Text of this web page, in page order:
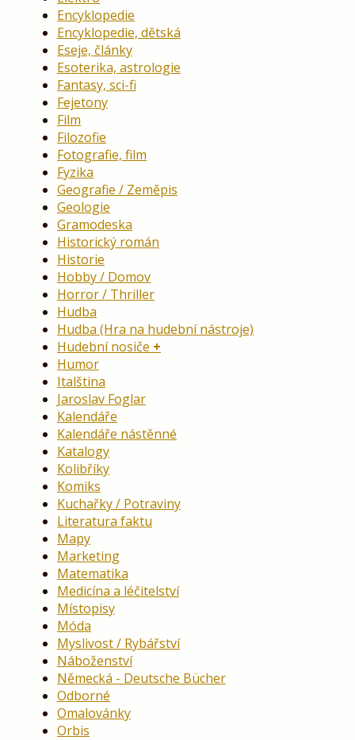
Encyklopedie
Encyklopedie, dětská
Eseje, články
Esoterika, astrologie
Fantasy, sci-fi
Fejetony
Film
Filozofie
Fotografie, film
Fyzika
Geografie / Zeměpis
Geologie
Gramodeska
Historický román
Historie
Hobby / Domov
Horror / Thriller
Hudba
Hudba (Hra na hudební nástroje)
Hudební nosiče
Humor
Italština
Jaroslav Foglar
Kalendáře
Kalendáře nástěnné
Katalogy
Kolibříky
Komiks
Kuchařky / Potraviny
Literatura faktu
Mapy
Marketing
Matematika
Medicína a léčitelství
Místopisy
Móda
Myslivost / Rybářství
Náboženství
Německá - Deutsche Bücher
Odborné
Omalovánky
Orbis